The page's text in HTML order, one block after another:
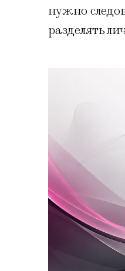
нужно
разделять